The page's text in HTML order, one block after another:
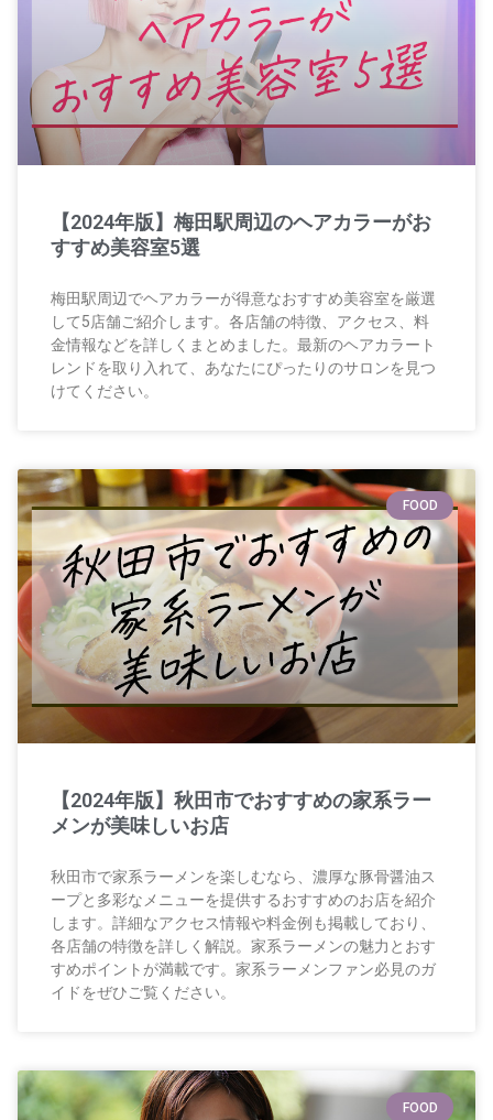
【2024年版】梅田駅周辺のヘアカラーがお
すすめ美容室5選
梅田駅周辺でヘアカラーが得意なおすすめ美容室を厳選
して5店舗ご紹介します。各店舗の特徴、アクセス、料
金情報などを詳しくまとめました。最新のヘアカラート
レンドを取り入れて、あなたにぴったりのサロンを見つ
けてください。
FOOD
【2024年版】秋田市でおすすめの家系ラー
メンが美味しいお店
秋田市で家系ラーメンを楽しむなら、濃厚な豚骨醤油ス
ープと多彩なメニューを提供するおすすめのお店を紹介
します。詳細なアクセス情報や料金例も掲載しており、
各店舗の特徴を詳しく解説。家系ラーメンの魅力とおす
すめポイントが満載です。家系ラーメンファン必見のガ
イドをぜひご覧ください。
FOOD